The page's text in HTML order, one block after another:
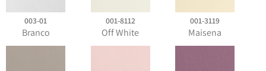
003-01
Branco
001-8112
Off White
001-3119
Maisena